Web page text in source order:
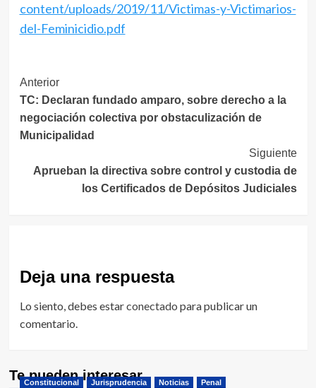
content/uploads/2019/11/Victimas-y-Victimarios-
del-Feminicidio.pdf
Navegación
de
entradas
Anterior
TC: Declaran fundado amparo, sobre derecho a la
negociación colectiva por obstaculización de
Municipalidad
Siguiente
Aprueban la directiva sobre control y custodia de
los Certificados de Depósitos Judiciales
Deja una respuesta
Lo siento, debes estarconectado para publicar un
comentario.
Te pueden interesar
Constitucional Jurisprudencia Noticias Penal